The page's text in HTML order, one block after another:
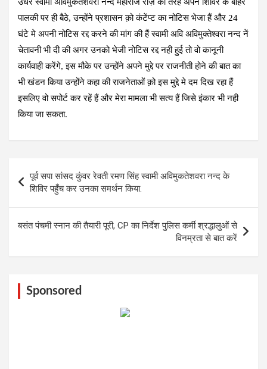
पालकी पर ही बैठे, उन्होंने प्रशासन क़ो कंटेंप्ट का नोटिस भेजा हैं और 24
घंटे मे अपनी नोटिस रद्द करने की मांग की हैं स्वामी अवि अविमुक्तेश्वरा नन्द नें
चेतावनी भी दी की अगर उनको भेजी नोटिस रद्द नही हुई तो वो कानूनी
कार्यवाही करेंगे, इस मौके पर उन्होंने अपने मुद्दे पर राजनीती होने की बात का
भी खंडन किया उन्होंने कहा की राजनेताओं क़ो इस मुद्दे मे दम दिख रहा हैं
इसलिए वो सपोर्ट कर रहें हैं और मेरा मामला भी सत्य हैं जिसे इंकार भी नही
किया जा सकता.
navigation
पूर्व सपा सांसद कुंवर रेवती रमण सिंह स्वामी अविमुकतेशवरा नन्द के
शिविर पहुँच कर उनका समर्थन किया.
बसंत पंचमी स्नान की तैयारी पूरी, CP का निर्देश पुलिस कर्मी श्रद्धालुओं से
विनम्रता से बात करें
Sponsored